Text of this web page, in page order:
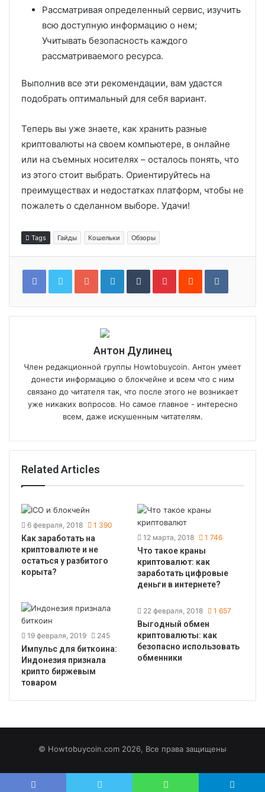
Рассматривая определенный сервис, изучить
всю доступную информацию о нем;
Учитывать безопасность каждого
рассматриваемого ресурса.
Выполнив все эти рекомендации, вам удастся
подобрать оптимальный для себя вариант.
Теперь вы уже знаете, как хранить разные
криптовалюты на своем компьютере, в онлайне
или на съемных носителях – осталось понять, что
из этого стоит выбрать. Ориентируйтесь на
преимуществах и недостатках платформ, чтобы не
пожалеть о сделанном выборе. Удачи!
Tags Гайды Кошельки Обзоры
Google+LinkedInTumblrPinterestReddit VKontakte
Антон Дулинец
Член редакционной группы Howtobuycoin. Антон умеет
донести информацию о блокчейне и всем что с ним
связано до читателя так, что после этого не возникает
уже никаких вопросов. Но самое главное - интересно
всем, даже искушенным читателям.
Related Articles
6 февраля, 2018 1 390
Как заработать на
криптовалюте и не
остаться у разбитого
корыта?
12 марта, 2018 1 746
Что такое краны
криптовалют: как
заработать цифровые
деньги в интернете?
19 февраля, 2019 245
Импульс для биткоина:
Индонезия признала
крипто биржевым
товаром
22 февраля, 2018 1 657
Выгодный обмен
криптовалюты: как
безопасно использовать
обменники
© Howtobuycoin.com 2026, Все права защищены